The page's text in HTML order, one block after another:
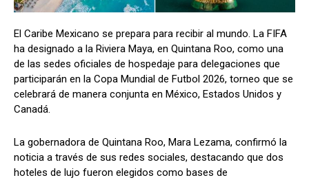
El Caribe Mexicano se prepara para recibir al mundo. La FIFA
ha designado a la Riviera Maya, en Quintana Roo, como una
de las sedes oficiales de hospedaje para delegaciones que
participarán en la Copa Mundial de Futbol 2026, torneo que se
celebrará de manera conjunta en México, Estados Unidos y
Canadá.
La gobernadora de Quintana Roo, Mara Lezama, confirmó la
noticia a través de sus redes sociales, destacando que dos
hoteles de lujo fueron elegidos como bases de